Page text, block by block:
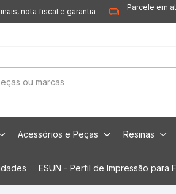
nota fiscal e garantia
Parcele em
Acessórios e Peças Resinas
ESUN - Perfil de Impressão para